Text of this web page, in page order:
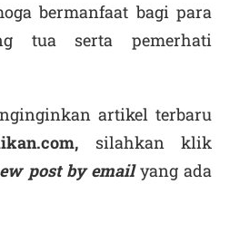
bermanfaat bagi para
tua serta pemerhati
artikel terbaru
silahkan klik
post by emailyang ada